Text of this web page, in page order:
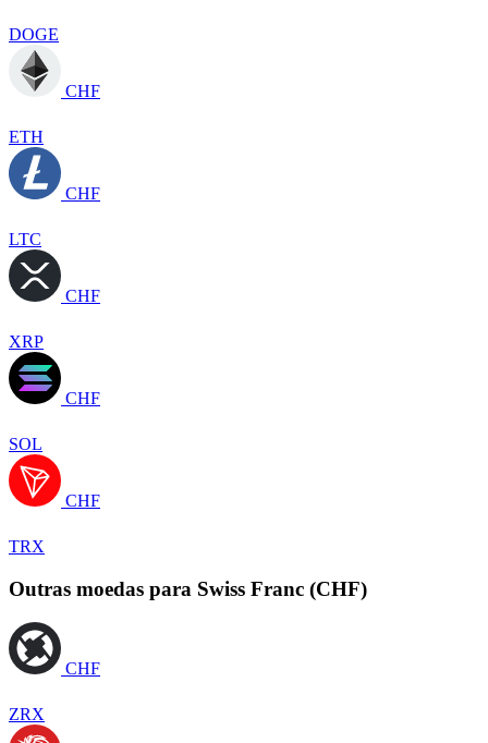
DOGE
CHF
ETH
CHF
LTC
CHF
XRP
CHF
SOL
CHF
TRX
Outras moedas para Swiss Franc (CHF)
CHF
ZRX